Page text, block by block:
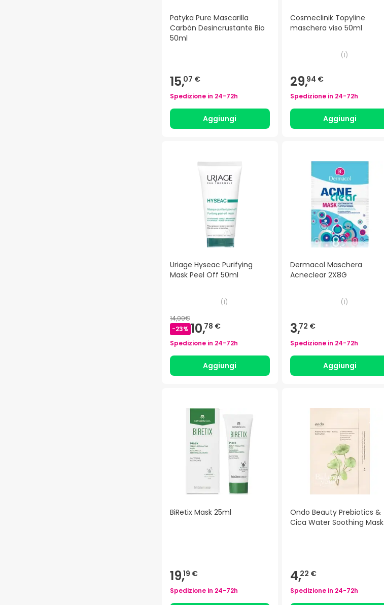
Patyka Pure Mascarilla
Carbón Desincrustante Bio
50ml
15,07 €
Spedizione in 24-72h
Aggiungi
Cosmeclinik Topyline
maschera viso 50ml
(1)
29,94 €
Spedizione in 24-72h
Aggiungi
Uriage Hyseac Purifying
Mask Peel Off 50ml
(1)
14,00€
-23% 10,78 €
Spedizione in 24-72h
Aggiungi
Dermacol Maschera
Acneclear 2X8G
(1)
3,72 €
Spedizione in 24-72h
Aggiungi
BiRetix Mask 25ml
19,19 €
Spedizione in 24-72h
Ondo Beauty Prebiotics &
Cica Water Soothing Mask
4,22 €
Spedizione in 24-72h